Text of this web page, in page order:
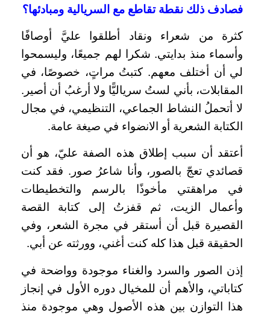
فصادف ذلك نقطة تقاطع مع السريالية ومبادئها؟
كثرة من شعراء ونقاد أطلقوا عليَّ أوصافًا
وأسماء منذ بدايتي. شكرا لهم جميعًا، وليسمحوا
لي أن أختلف معهم. كتبتُ مراتٍ، خصوصًا، في
المقابلات، بأني لستُ سرياليًّا ولا أرغبُ أن أصير.
لا أتحملُ النشاط الجماعي، التنظيمي، في مجال
الكتابة الشعرية أو الانضواء في صيغة عامة.
أعتقد أن سبب إطلاق هذه الصفة عليّ، هو أن
قصائدي تعجّ بالصور، وأنا شاعرُ صور. فقد كنت
في مراهقتي مأخوذًا بالرسم والتخطيطات
وأعمال الزيت، ثم قفزتُ إلى كتابة القصة
القصيرة قبل أن أستقر في مجرة الشعر، وفي
الحقيقة قبل هذا كله كنت أغني، وورثته عن أبي.
إذن الصور والسرد والغناء موجودة وواضحة في
كتاباتي، والأهم أن للمخيال دوره الأول في إنجاز
هذا التوازن بين هذه الأصول وهي موجودة منذ